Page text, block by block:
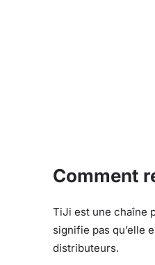
Comment
TiJi est une chaîne
signifie pas qu’elle
distributeurs.